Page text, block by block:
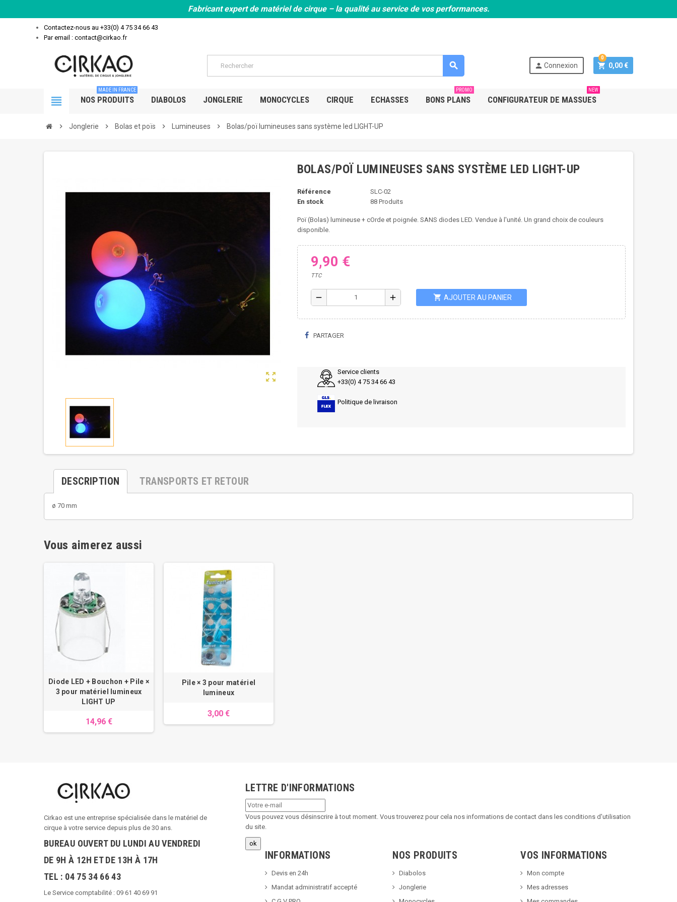
Fabricant expert de matériel de cirque – la qualité au service de vos performances.
Contactez-nous au +33(0) 4 75 34 66 43
Par email : contact@cirkao.fr
search person Connexion shopping_cart 0,00 €
0
view_headline NOS PRODUITS
MADE IN FRANCE
DIABOLOS JONGLERIE MONOCYCLES CIRQUE ECHASSES BONS PLANS
PROMO
CONFIGURATEUR DE MASSUES
NEW
chevron_right Jonglerie chevron_right Bolas et poïs chevron_right Lumineuses chevron_right Bolas/poï lumineuses sans système led LIGHT-UP
zoom_out_map
BOLAS/POÏ LUMINEUSES SANS SYSTÈME LED LIGHT-UP
Référence
SLC-02
En stock
88 Produits
Poï (Bolas) lumineuse + cOrde et poignée. SANS diodes LED. Vendue à l'unité. Un grand choix de couleurs
disponible.
9,90 €
TTC
remove add shopping_cart AJOUTER AU PANIER
PARTAGER
Service clients
+33(0) 4 75 34 66 43
Politique de livraison
DESCRIPTION TRANSPORTS ET RETOUR
ø 70 mm
Vous aimerez aussi
Diode LED + Bouchon + Pile ×
3 pour matériel lumineux
LIGHT UP
14,96 €
Pile × 3 pour matériel
lumineux
3,00 €
Cirkao est une entreprise spécialisée dans le matériel de
cirque à votre service depuis plus de 30 ans.
BUREAU OUVERT DU LUNDI AU VENDREDI
DE 9H À 12H ET DE 13H À 17H
TEL : 04 75 34 66 43
Le Service comptabilité : 09 61 40 69 91
LETTRE D'INFORMATIONS
Vous pouvez vous désinscrire à tout moment. Vous trouverez pour cela nos informations de contact dans les conditions d'utilisation
du site.
INFORMATIONS
Devis en 24h
Mandat administratif accepté
NOS PRODUITS
Diabolos
Jonglerie
VOS INFORMATIONS
Mon compte
Mes adresses